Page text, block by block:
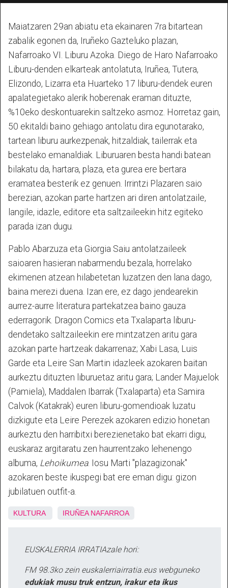
Maiatzaren 29an abiatu eta ekainaren 7ra bitartean
zabalik egonen da, Iruñeko Gazteluko plazan,
Nafarroako VI. Liburu Azoka. Diego de Haro Nafarroako
Liburu-denden elkarteak antolatuta, Iruñea, Tutera,
Elizondo, Lizarra eta Huarteko 17 liburu-dendek euren
apalategietako alerik hoberenak eraman dituzte,
%10eko deskontuarekin saltzeko asmoz. Horretaz gain,
50 ekitaldi baino gehiago antolatu dira egunotarako,
tartean liburu aurkezpenak, hitzaldiak, tailerrak eta
bestelako emanaldiak. Liburuaren besta handi batean
bilakatu da, hartara, plaza, eta gurea ere bertara
eramatea besterik ez genuen. Irrintzi Plazaren saio
berezian, azokan parte hartzen ari diren antolatzaile,
langile, idazle, editore eta saltzaileekin hitz egiteko
parada izan dugu.
Pablo Abarzuza eta Giorgia Saiu antolatzaileek
saioaren hasieran nabarmendu bezala, horrelako
ekimenen atzean hilabetetan luzatzen den lana dago,
baina merezi duena. Izan ere, ez dago jendearekin
aurrez-aurre literatura partekatzea baino gauza
ederragorik. Dragon Comics eta Txalaparta liburu-
dendetako saltzaileekin ere mintzatzen aritu gara
azokan parte hartzeak dakarrenaz; Xabi Lasa, Luis
Garde eta Leire San Martin idazleek azokaren baitan
aurkeztu dituzten liburuetaz aritu gara; Lander Majuelok
(Pamiela), Maddalen Ibarrak (Txalaparta) eta Samira
Calvok (Katakrak) euren liburu-gomendioak luzatu
dizkigute eta Leire Perezek azokaren edizio honetan
aurkeztu den harribitxi berezienetako bat ekarri digu,
euskaraz argitaratu zen haurrentzako lehenengo
albuma, Lehoikumea. Iosu Marti "plazagizonak"
azokaren beste ikuspegi bat ere eman digu: gizon
jubilatuen outfit-a.
KULTURA IRUÑEA NAFARROA
EUSKALERRIA IRRATIAzale hori:
FM 98.3ko zein euskalerriairratia.eus webguneko
edukiak musu truk entzun, irakur eta ikus